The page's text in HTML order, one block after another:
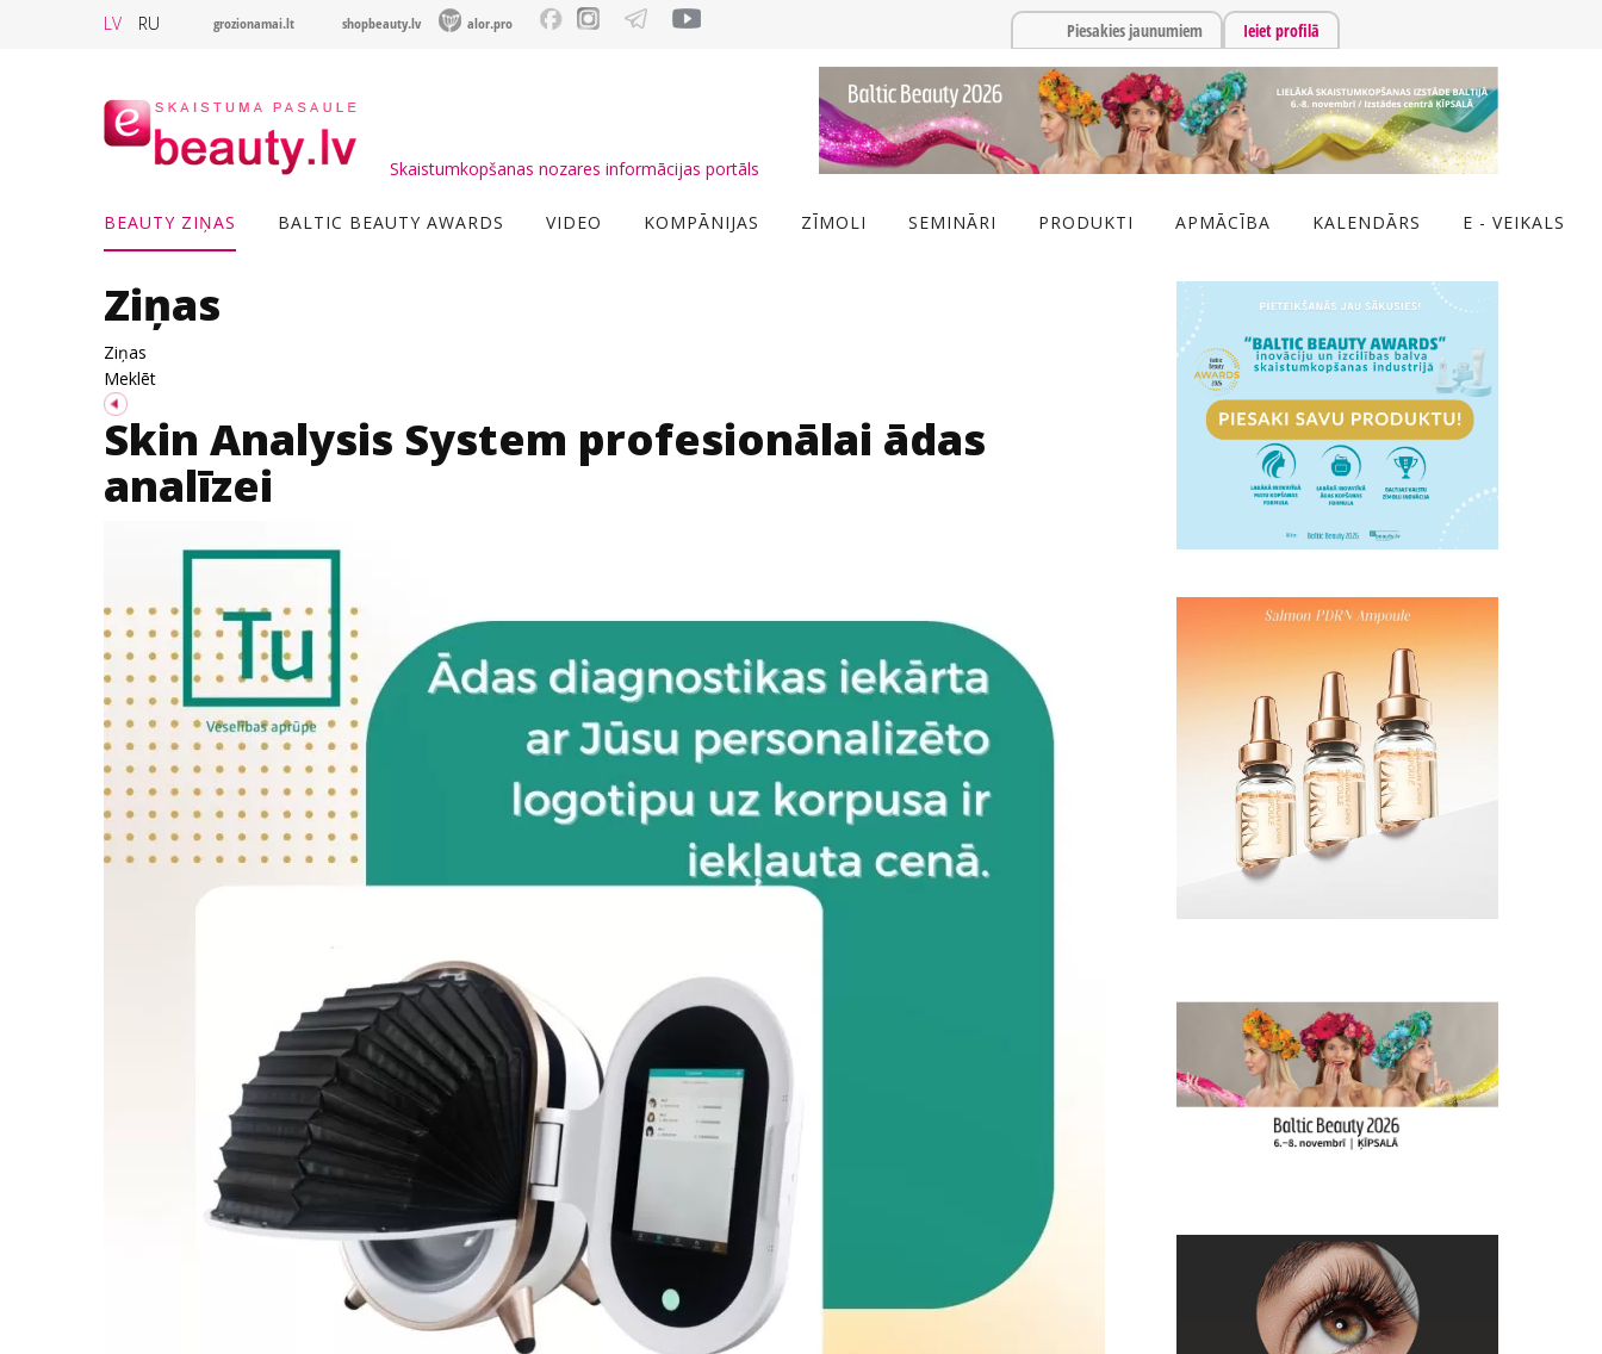
LV RU grozionamai.lt shopbeauty.lv alor.pro Piesakies jaunumiem Ieiet profilā
Skaistumkopšanas nozares informācijas portāls
BEAUTY ZIŅAS BALTIC BEAUTY AWARDS VIDEO KOMPĀNIJAS ZĪMOLI SEMINĀRI PRODUKTI APMĀCĪBA KALENDĀRS E - VEIKALS
Ziņas
Ziņas
Meklēt
Skin Analysis System profesionālai ādas
analīzei